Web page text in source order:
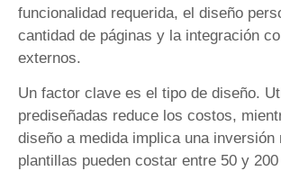
funcionalidad requerida, el diseño
cantidad de páginas y la integración
externos.
Un factor clave es el tipo de diseño.
prediseñadas reduce los costos,
diseño a medida implica una inversión
plantillas pueden costar entre 50 y